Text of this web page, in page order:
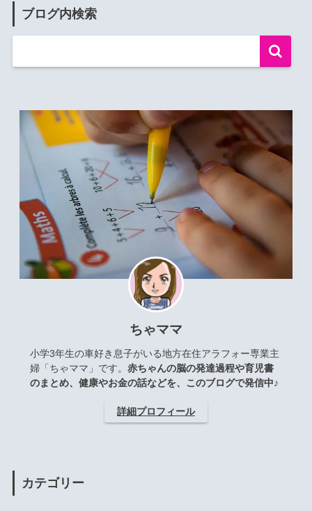
ブログ内検索
ちゃママ
小学3年生の車好き息子がいる地方在住アラフォー専業主
婦「ちゃママ」です。 赤ちゃんの脳の発達過程や育児書
のまとめ、健康やお金の話などを、このブログで発信中♪
詳細プロフィール
カテゴリー